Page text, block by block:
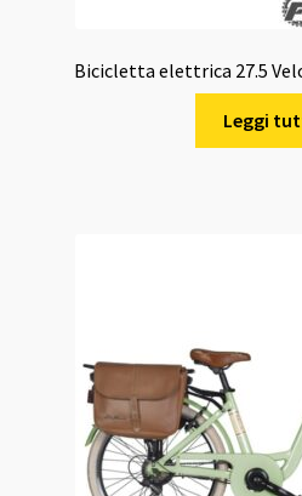
Bicicletta elettrica 27.5
Leggi